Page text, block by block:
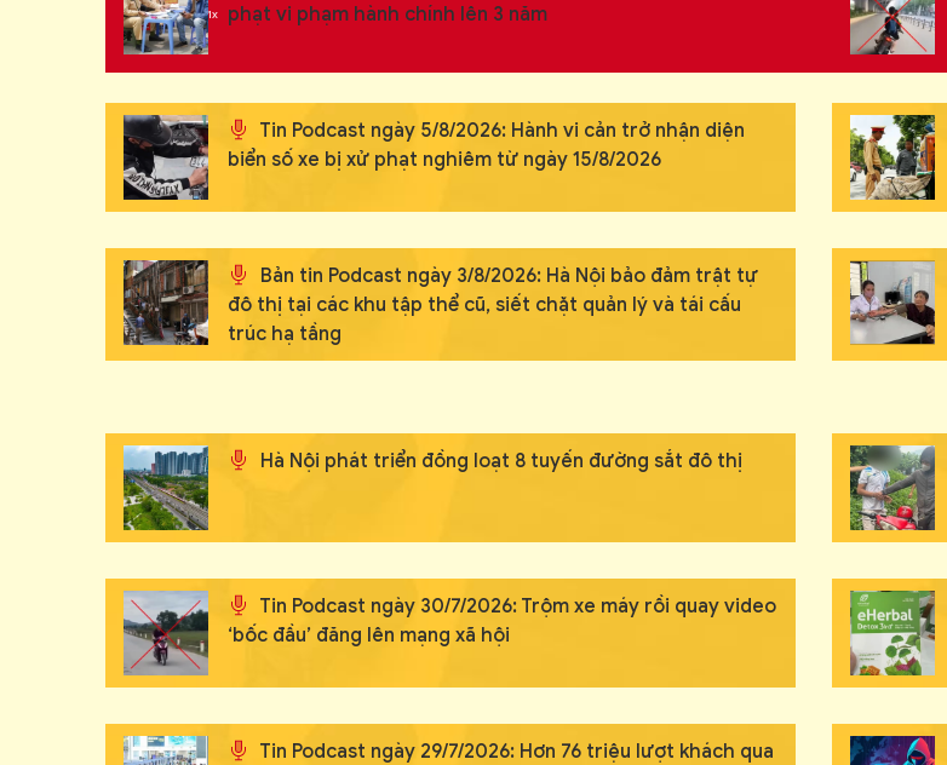
Tốc độ phát1x
phạt vi phạm hành chính lên 3 năm
Tin Podcast ngày 5/8/2026: Hành vi cản trở nhận diện
biển số xe bị xử phạt nghiêm từ ngày 15/8/2026
Bản tin Podcast ngày 3/8/2026: Hà Nội bảo đảm trật tự
đô thị tại các khu tập thể cũ, siết chặt quản lý và tái cấu
trúc hạ tầng
Hà Nội phát triển đồng loạt 8 tuyến đường sắt đô thị
Tin Podcast ngày 30/7/2026: Trộm xe máy rồi quay video
‘bốc đầu’ đăng lên mạng xã hội
Tin Podcast ngày 29/7/2026: Hơn 76 triệu lượt khách qua